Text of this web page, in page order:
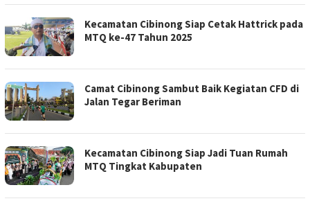
Kecamatan Cibinong Siap Cetak Hattrick pada
MTQ ke-47 Tahun 2025
Camat Cibinong Sambut Baik Kegiatan CFD di
Jalan Tegar Beriman
Kecamatan Cibinong Siap Jadi Tuan Rumah
MTQ Tingkat Kabupaten